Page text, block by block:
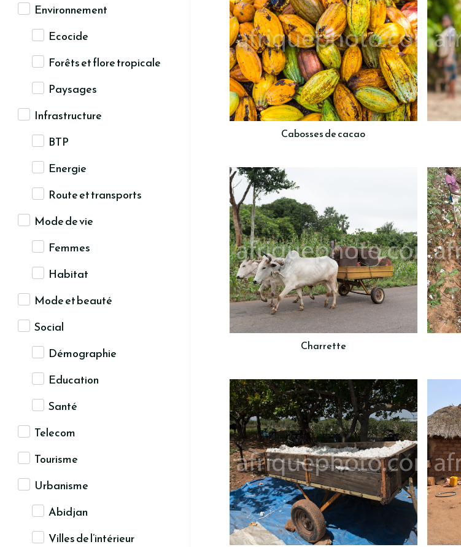
Environnement
Ecocide
Forêts et flore tropicale
Paysages
Infrastructure
BTP
Energie
Route et transports
Mode de vie
Femmes
Habitat
Mode et beauté
Social
Démographie
Education
Santé
Telecom
Tourisme
Urbanisme
Abidjan
Villes de l’intérieur
Cabosses de cacao
Charrette